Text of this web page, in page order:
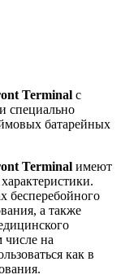
Terminal с
специально
батарейных
Terminal имеют
бесперебойного
а также
числе на
как в